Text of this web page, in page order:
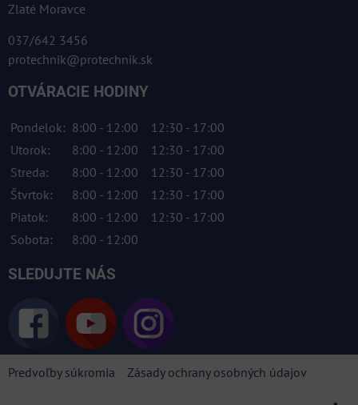
Zlaté Moravce
037/642 3456
protechnik@protechnik.sk
OTVÁRACIE HODINY
Pondelok: 8:00 - 12:00
12:30 - 17:00
Utorok:
8:00 - 12:00
12:30 - 17:00
Streda:
8:00 - 12:00
12:30 - 17:00
Štvrtok:
8:00 - 12:00
12:30 - 17:00
Piatok:
8:00 - 12:00
12:30 - 17:00
Sobota:
8:00 - 12:00
SLEDUJTE NÁS
Predvoľby súkromia Zásady ochrany osobných údajov